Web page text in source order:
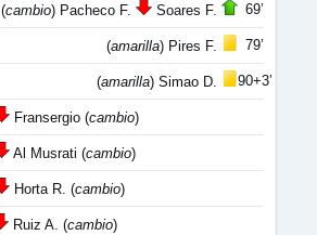
(cambio) Pacheco F. Soares F. 69’
(amarilla) Pires F. 79’
(amarilla) Simao D. 90+3’
Fransergio (cambio)
Al Musrati (cambio)
Horta R. (cambio)
Ruiz A. (cambio)